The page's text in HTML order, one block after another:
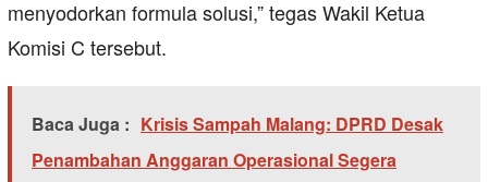
menyodorkan formula solusi,” tegas Wakil Ketua
Komisi C tersebut.
Baca Juga : Krisis Sampah Malang: DPRD Desak
Penambahan Anggaran Operasional Segera